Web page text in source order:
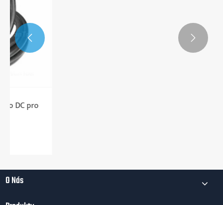
Použití a údržba nabíječky elektrického
 
O Nás